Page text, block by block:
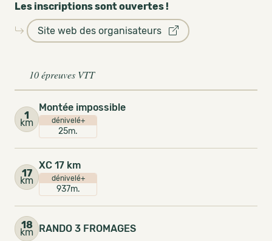
Les inscriptions sont ouvertes !
Site web des organisateurs
10 épreuves VTT
1
km
Montée impossible
dénivelé+
25m.
17
km
XC 17 km
dénivelé+
937m.
18
km RANDO 3 FROMAGES